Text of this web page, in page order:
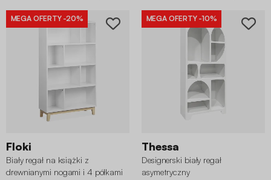
MEGA OFERTY -20%
Floki
Biały regał na książki z
drewnianymi nogami i 4 półkami
MEGA OFERTY -10%
Thessa
Designerski biały regał
asymetryczny